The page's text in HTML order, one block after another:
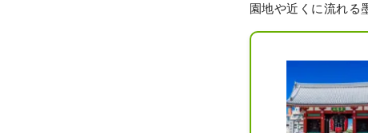
園地や近くに流れる